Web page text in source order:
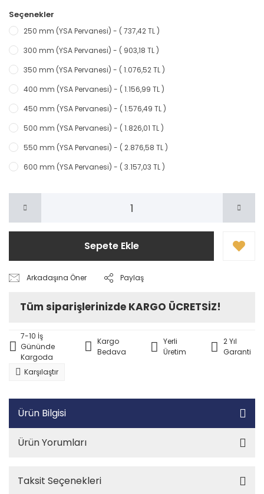
Seçenekler
250 mm (YSA Pervanesi) - ( 737,42 TL )
300 mm (YSA Pervanesi) - ( 903,18 TL )
350 mm (YSA Pervanesi) - ( 1.076,52 TL )
400 mm (YSA Pervanesi) - ( 1.156,99 TL )
450 mm (YSA Pervanesi) - ( 1.576,49 TL )
500 mm (YSA Pervanesi) - ( 1.826,01 TL )
550 mm (YSA Pervanesi) - ( 2.876,58 TL )
600 mm (YSA Pervanesi) - ( 3.157,03 TL )
Sepete Ekle
Arkadaşına Öner Paylaş
Tüm siparişlerinizde KARGO ÜCRETSİZ!
7-10 İş
Gününde
Kargoda
Kargo
Bedava
Yerli
Üretim
2 Yıl
Garanti
Karşılaştır
Ürün Bilgisi
Ürün Yorumları
Taksit Seçenekleri